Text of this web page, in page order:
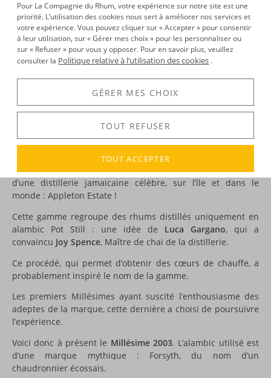
Volume :70CL
Degré :63°
Voir tous les produits : Appleton Estate
DESCRIPTION
Voici une nouvelle référence de la gammeHeart Collection
d’une distillerie jamaïcaine célèbre, sur l’île et dans le
monde : Appleton Estate !
Cette gamme regroupe des rhums distillés uniquement en
alambic Pot Still : une idée de Luca Gargano, qui a
convaincu Joy Spence, Maître de chai de la distillerie.
Ce procédé, qui permet d’obtenir des cœurs de chauffe, a
probablement inspiré le nom de la gamme.
Les premiers Millésimes ayant suscité l’enthousiasme des
adeptes de la marque, cette dernière a choisi de poursuivre
l’expérience.
Voici donc à présent le Millésime 2003. L’alambic utilisé est
d’une marque mythique : Forsyth, du nom d’un
chaudronnier écossais.
Pour La Compagnie du Rhum, votre expérience sur notre site est une
priorité. L’utilisation des cookies nous sert à améliorer nos services et
votre expérience. Vous pouvez cliquer sur « Accepter » pour consentir
à leur utilisation, sur « Gérer mes choix » pour les personnaliser ou
sur « Refuser » pour vous y opposer. Pour en savoir plus, veuillez
consulter la Politique relative à l’utilisation des cookies .
GÉRER MES CHOIX
TOUT REFUSER
TOUT ACCEPTER